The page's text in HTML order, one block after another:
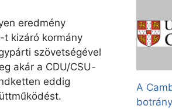
eredmény
t kizáró kormány
szövetségével
akár a CDU/CSU-
eddig
A